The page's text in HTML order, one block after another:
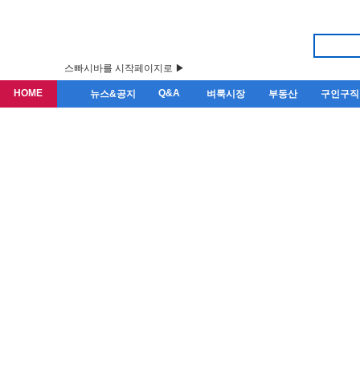
스빠시바를 시작페이지로 ▶
HOME 뉴스&공지 Q&A 벼룩시장 부동산 구인구직